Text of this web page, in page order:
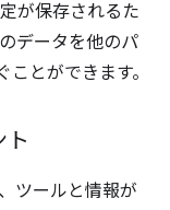
が保存されるた
データを他のパ
とができます。
ト
ツールと情報が